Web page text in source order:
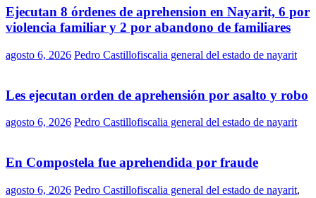
Ejecutan 8 órdenes de aprehension en Nayarit, 6 por
violencia familiar y 2 por abandono de familiares
agosto 6, 2026 Pedro Castillofiscalia general del estado de nayarit
Les ejecutan orden de aprehensión por asalto y robo
agosto 6, 2026 Pedro Castillofiscalia general del estado de nayarit
En Compostela fue aprehendida por fraude
agosto 6, 2026 Pedro Castillofiscalia general del estado de nayarit,